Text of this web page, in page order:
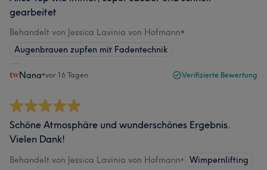
gearbeitet
Behandelt von Jessica Lavinia von Hofmann•
Augenbrauen zupfen mit Fadentechnik
Nana•vor 16 Tagen Verifizierte Bewertung
Schöne Atmosphäre und wunderschönes Ergebnis.
Vielen Dank!
Behandelt von Jessica Lavinia von Hofmann• Wimpernlifting